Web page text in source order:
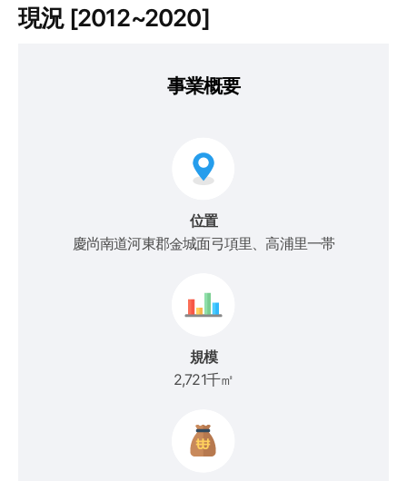
現況 [2012~2020]
事業概要
位置
慶尚南道河東郡金城面弓項里、高浦里一帯
規模
2,721千㎡